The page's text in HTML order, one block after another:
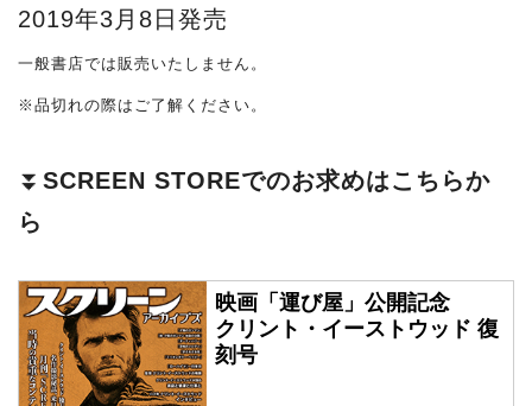
2019年3月8日発売
一般書店では販売いたしません。
※品切れの際はご了解ください。
⏬ SCREEN STOREでのお求めはこちらか
ら
映画「運び屋」公開記念
クリント・イーストウッド 復
刻号